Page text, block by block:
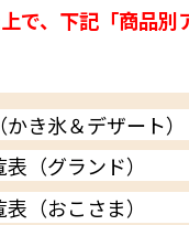
で、下記「商品
き氷＆デザート）
（グランド）
（おこさま）